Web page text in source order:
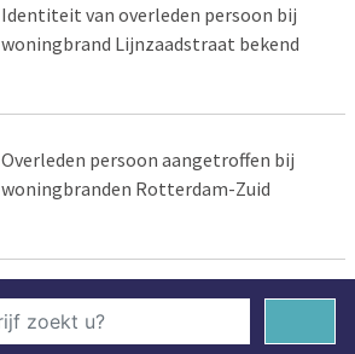
Identiteit van overleden persoon bij
woningbrand Lijnzaadstraat bekend
Overleden persoon aangetroffen bij
woningbranden Rotterdam-Zuid